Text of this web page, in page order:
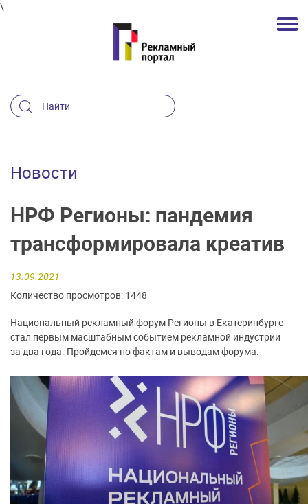
\
Новости
НРФ Регионы: пандемия
трансформировала креатив
13.09.2021
Количество просмотров: 1448
Национальный рекламный форум Регионы в Екатеринбурге
стал первым масштабным событием рекламной индустрии
за два года. Пройдемся по фактам и выводам форума.